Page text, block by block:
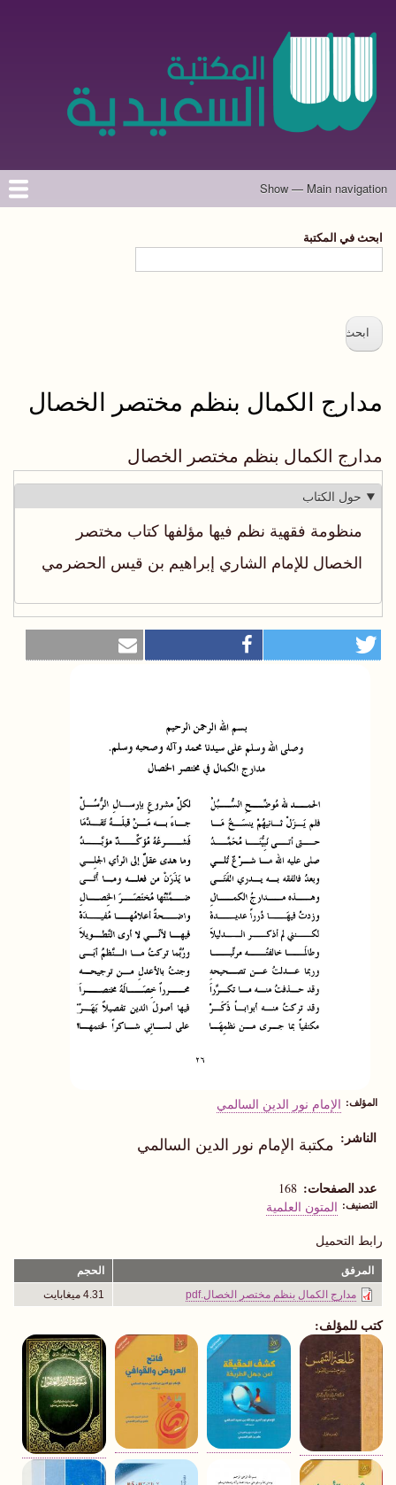
الرئيسي
Main
Show — Main navigation
الرئيسية
المؤلفون
تواصل معنا
حول الموقع
ابحث في المكتبة
مدارج الكمال بنظم مختصر الخصال
مدارج الكمال بنظم مختصر الخصال
حول الكتاب
منظومة فقهية نظم فيها مؤلفها كتاب مختصر
الخصال للإمام الشاري إبراهيم بن قيس الحضرمي
المؤلف الإمام نور الدين السالمي
الناشر مكتبة الإمام نور الدين السالمي
عدد الصفحات 168
التصنيف المتون العلمية
رابط التحميل
المرفق
الحجم
مدارج الكمال بنظم مختصر الخصال.pdf
4.31 ميغابايت
كتب للمؤلف: